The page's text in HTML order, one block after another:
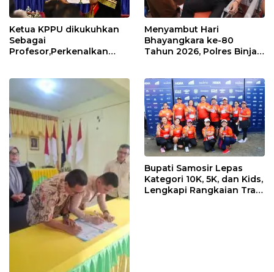
Ketua KPPU dikukuhkan
Sebagai
Profesor,Perkenalkan
Menyambut Hari
Bhayangkara ke-80
Tahun 2026, Polres Binjai
Bupati Samosir Lepas
Kategori 10K, 5K, dan Kids,
Lengkapi Rangkaian Trail